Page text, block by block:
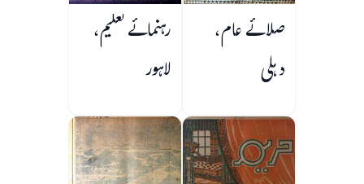
صلائے عام،
دہلی
رہنمائے تعلیم،
لاہور